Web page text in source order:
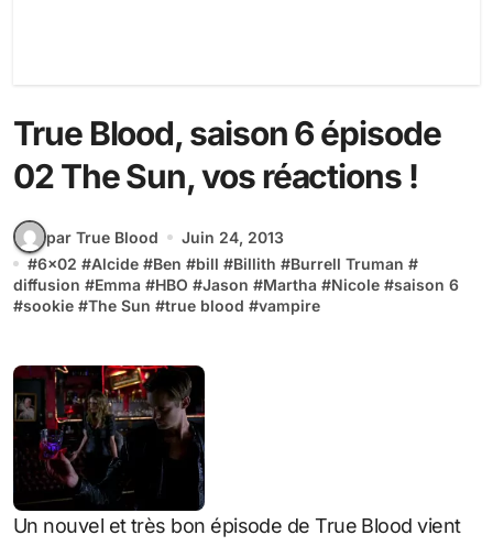
True Blood, saison 6 épisode
02 The Sun, vos réactions !
par True Blood
Juin 24, 2013
#6x02 #Alcide #Ben #bill #Billith #Burrell Truman #
diffusion #Emma #HBO #Jason #Martha #Nicole #saison 6
#sookie #The Sun #true blood #vampire
Un nouvel et très bon épisode de True Blood vient